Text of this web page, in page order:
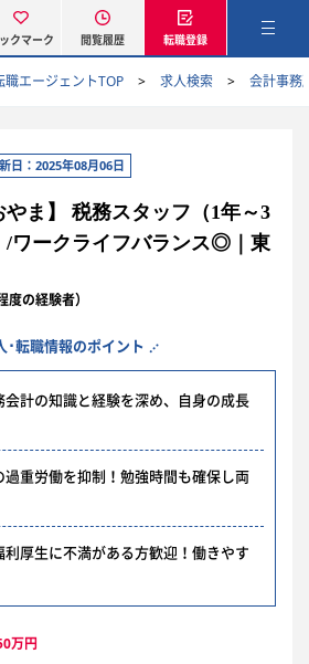
クマーク 閲覧履歴 転職登録
エージェントTOP 求人検索 会計事務
日：2025年08月06日
やま】 税務スタッフ（1年～3
/ワークライフバランス◎｜東
の経験者）
･転職情報のポイント
会計の知識と経験を深め、自身の成長
過重労働を抑制！勉強時間も確保し両
利厚生に不満がある方歓迎！働きやす
万円